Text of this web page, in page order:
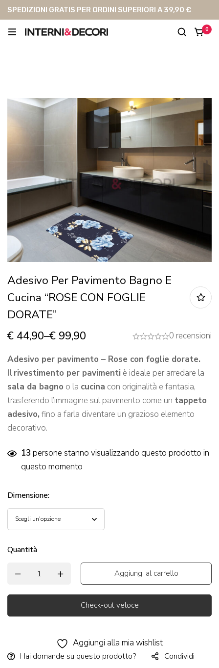
SPEDIZIONI GRATIS PER ORDINI SUPERIORI A 39,90 €
0
Adesivo Per Pavimento Bagno E
Cucina “ROSE CON FOGLIE
DORATE”
€ 44,90–€ 99,90 0 recensioni
Adesivo per pavimento – Rose con foglie dorate.
Ilrivestimento per pavimenti è ideale per arredare la
sala da bagno o la cucina con originalità e fantasia,
trasferendo l’immagine sul pavimento come un tappeto
adesivo, fino a farla diventare un grazioso elemento
decorativo.
13 persone stanno visualizzando questo prodotto in
questo momento
Dimensione:
Quantità
Aggiungi al carrello
Check-out veloce
Aggiungi alla mia wishlist
Hai domande su questo prodotto? Condividi